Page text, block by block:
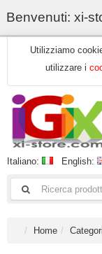
Benvenuti: xi-
Utilizziamo
utilizzare i
Italiano: English:
Home